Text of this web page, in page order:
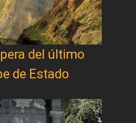
del último
de Estado